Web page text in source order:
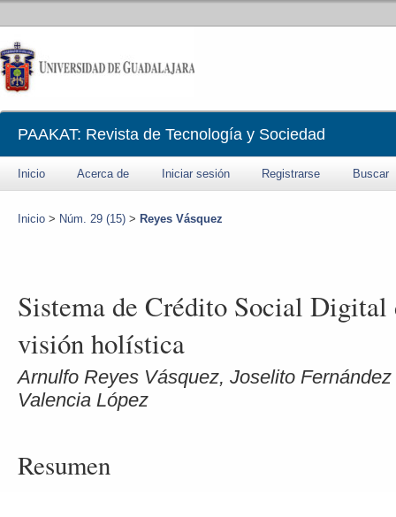
PAAKAT: Revista de Tecnología y Sociedad
Inicio Acerca de Iniciar sesión Registrarse Buscar
Inicio > Núm. 29 (15) > Reyes Vásquez
Sistema de Crédito Social Digital
visión holística
Arnulfo Reyes Vásquez, Joselito
Valencia López
Resumen